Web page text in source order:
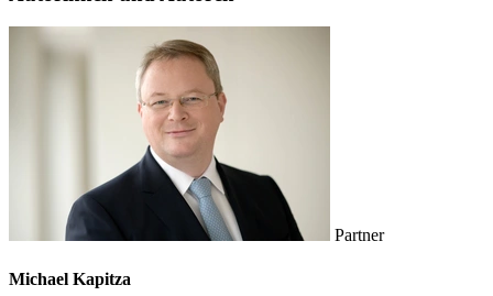
Partner
Michael Kapitza